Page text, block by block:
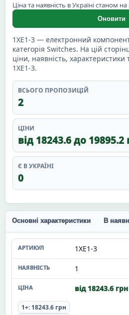
Ціна та наявність в Україні станом
Оновити
1XE1-3 — електронний
категорія Switches. На цій
ціни, наявність, характеристики
1XE1-3.
ВСЬОГО ПРОПОЗИЦІЙ
2
ЦІНИ
від 18243.6 до 19895.2
Є В УКРАЇНІ
0
Основні характеристики В
1XE1-3
1
від 18243.6 грн
1+: 18243.6 грн